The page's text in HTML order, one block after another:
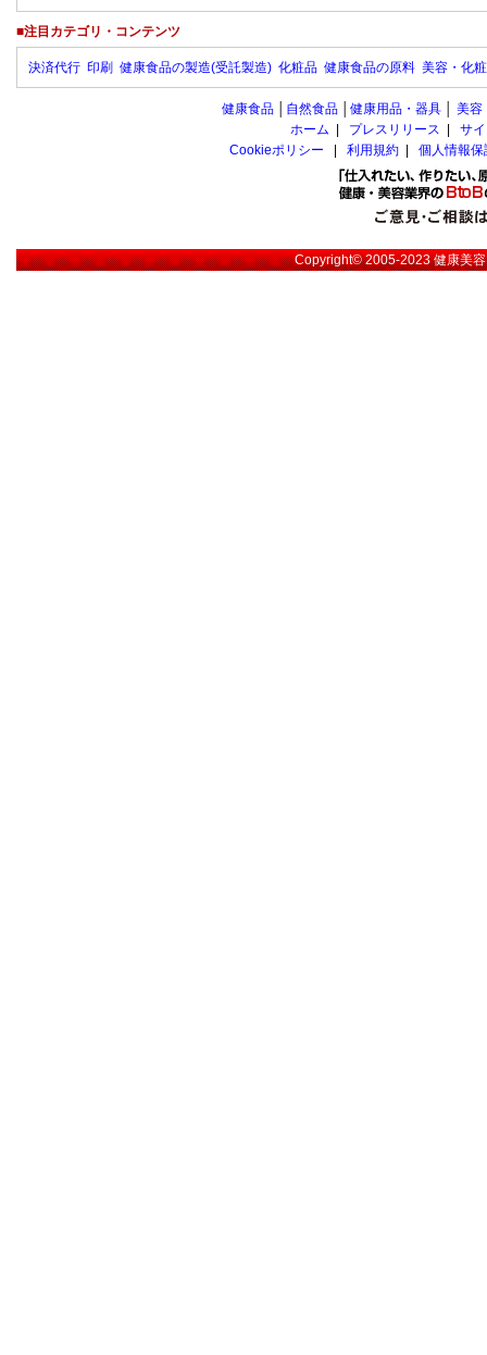
■注目カテゴリ・コンテンツ
決済代行 印刷 健康食品の製造(受託製造) 化粧品 健康食品の原料 美容・化
健康食品 自然食品 健康用品・器具 美容
ホーム
プレスリリース
サ
Cookieポリシー
利用規約 個人情報
Copyright© 2005-2023健康美